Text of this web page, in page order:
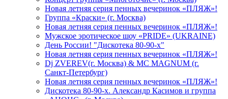
Новая летняя серия пенных вечеринок «ПЛЯЖ»!
Группа «Краски» (г. Москва)
Новая летняя серия пенных вечеринок «ПЛЯЖ»!
Мужское эротическое шоу «PRIDE» (UKRAINE)
День России! "Дискотека 80-90-х"
Новая летняя серия пенных вечеринок «ПЛЯЖ»!
Dj ZVEREV(г. Москва) & MC MAGNUM (г.
Санкт-Петербург)
Новая летняя серия пенных вечеринок «ПЛЯЖ»!
Дискотека 80-90-х. Александр Касимов и группа